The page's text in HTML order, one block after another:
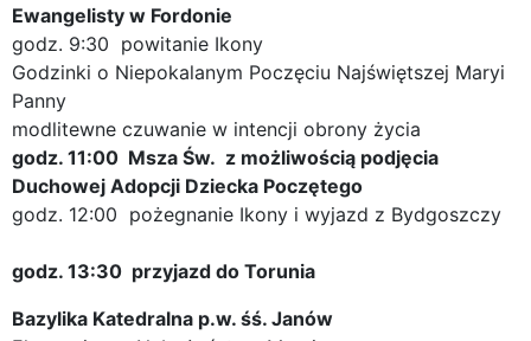
Ewangelisty w Fordonie
godz. 9:30 powitanie Ikony
Godzinki o Niepokalanym Poczęciu Najświętszej Maryi
Panny
modlitewne czuwanie w intencji obrony życia
godz. 11:00 Msza Św. z możliwością podjęcia
Duchowej Adopcji Dziecka Poczętego
godz. 12:00 pożegnanie Ikony i wyjazd z Bydgoszczy
godz. 13:30 przyjazd do Torunia
Bazylika Katedralna p.w. śś. Janów